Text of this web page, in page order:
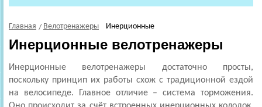
Главная Велотренажеры Инерционные
Инерционные велотренажеры
Инерционные велотренажеры достаточно просты,
поскольку принцип их работы схож с традиционной ездой
на велосипеде. Главное отличие – система торможения.